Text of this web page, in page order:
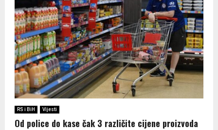
RS i BiH Vijesti
Od police do kase čak 3 različite cijene proizvoda